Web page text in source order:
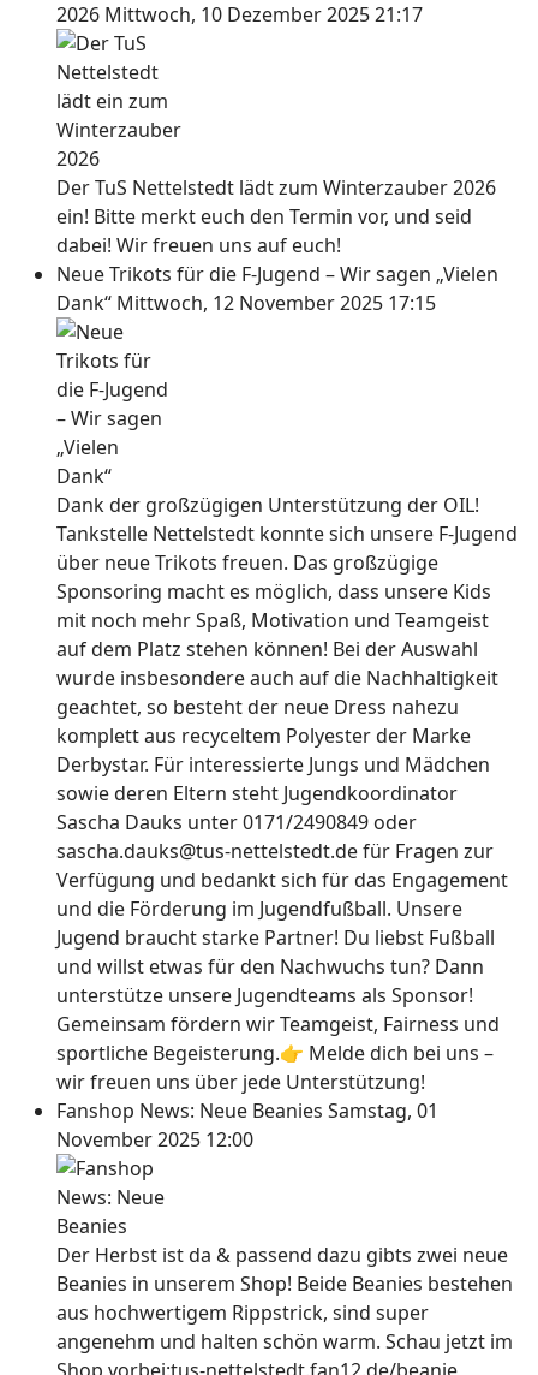
2026 Mittwoch, 10 Dezember 2025 21:17
Der TuS Nettelstedt lädt zum Winterzauber 2026
ein! Bitte merkt euch den Termin vor, und seid
dabei! Wir freuen uns auf euch!
Neue Trikots für die F-Jugend – Wir sagen „Vielen
Dank“ Mittwoch, 12 November 2025 17:15
Dank der großzügigen Unterstützung der OIL!
Tankstelle Nettelstedt konnte sich unsere F-Jugend
über neue Trikots freuen. Das großzügige
Sponsoring macht es möglich, dass unsere Kids
mit noch mehr Spaß, Motivation und Teamgeist
auf dem Platz stehen können! Bei der Auswahl
wurde insbesondere auch auf die Nachhaltigkeit
geachtet, so besteht der neue Dress nahezu
komplett aus recyceltem Polyester der Marke
Derbystar. Für interessierte Jungs und Mädchen
sowie deren Eltern steht Jugendkoordinator
Sascha Dauks unter 0171/2490849 oder
sascha.dauks@tus-nettelstedt.de für Fragen zur
Verfügung und bedankt sich für das Engagement
und die Förderung im Jugendfußball. Unsere
Jugend braucht starke Partner! Du liebst Fußball
und willst etwas für den Nachwuchs tun? Dann
unterstütze unsere Jugendteams als Sponsor!
Gemeinsam fördern wir Teamgeist, Fairness und
sportliche Begeisterung.👉 Melde dich bei uns –
wir freuen uns über jede Unterstützung!
Fanshop News: Neue Beanies Samstag, 01
November 2025 12:00
Der Herbst ist da & passend dazu gibts zwei neue
Beanies in unserem Shop! Beide Beanies bestehen
aus hochwertigem Rippstrick, sind super
angenehm und halten schön warm. Schau jetzt im